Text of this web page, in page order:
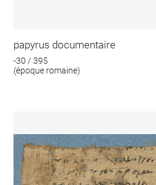
papyrus documentaire
-30 / 395
(époque romaine)